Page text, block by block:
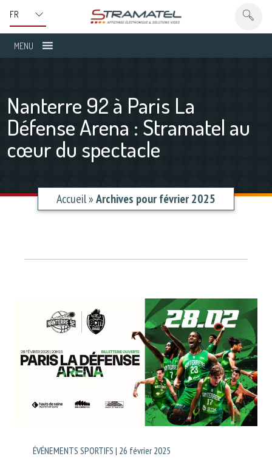
MENU
Nanterre 92 à Paris La
Défense Arena : Stramatel au
cœur du spectacle
Accueil»Archives pour février 2025
ÉVÉNEMENTS SPORTIFS | 26 février 2025